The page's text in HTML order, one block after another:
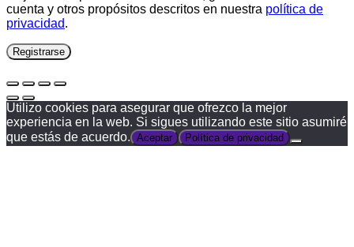
cuenta y otros propósitos descritos en nuestra política de
privacidad.
Registrarse
Utilizo cookies para asegurar que ofrezco la mejor
experiencia en la web. Si sigues utilizando este sitio asumiré
que estás de acuerdo. Aceptar Política de privacidad